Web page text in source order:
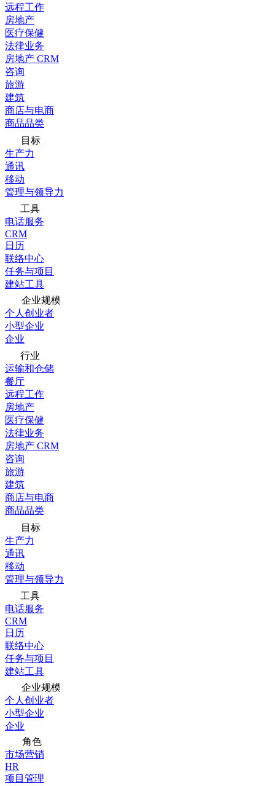
远程工作
房地产
医疗保健
法律业务
房地产 CRM
咨询
旅游
建筑
商店与电商
商品品类
目标
生产力
通讯
移动
管理与领导力
工具
电话服务
CRM
日历
联络中心
任务与项目
建站工具
企业规模
个人创业者
小型企业
企业
行业
运输和仓储
餐厅
远程工作
房地产
医疗保健
法律业务
房地产 CRM
咨询
旅游
建筑
商店与电商
商品品类
目标
生产力
通讯
移动
管理与领导力
工具
电话服务
CRM
日历
联络中心
任务与项目
建站工具
企业规模
个人创业者
小型企业
企业
角色
市场营销
HR
项目管理